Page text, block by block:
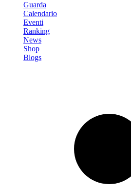
Guarda
Calendario
Eventi
Ranking
News
Shop
Blogs